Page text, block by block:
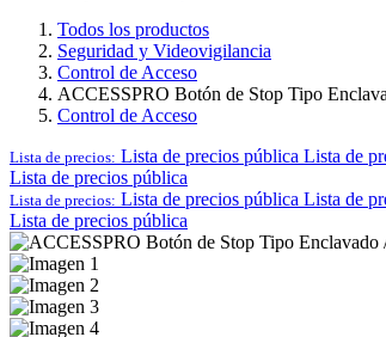
Todos los productos
Seguridad y Videovigilancia
Control de Acceso
ACCESSPRO Botón de Stop Tipo
Control de Acceso
Lista de precios: Lista de precios pública Lista de
Lista de precios pública
Lista de precios: Lista de precios pública Lista de
Lista de precios pública